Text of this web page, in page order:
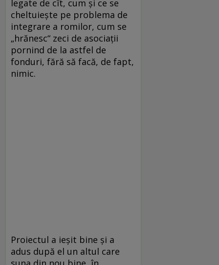
legate de cît, cum și ce se
cheltuiește pe problema de
integrare a romilor, cum se
„hrănesc“ zeci de asociații
pornind de la astfel de
fonduri, fără să facă, de fapt,
nimic.
Proiectul a ieșit bine și a
adus după el un altul care